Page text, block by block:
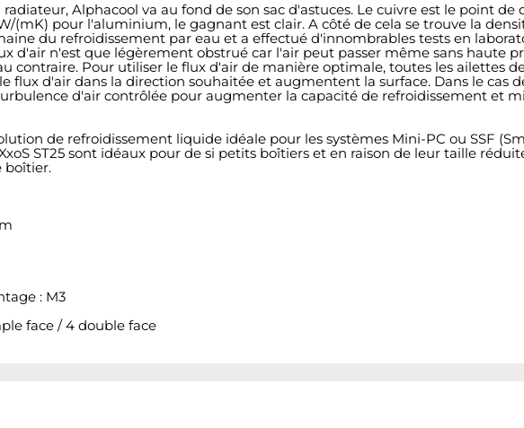
Alphacool va au fond de son sac d'astuces. Le cuivre est le point
(mK) pour l'aluminium, le gagnant est clair. A côté de cela se trouve la
du refroidissement par eau et a effectué d'innombrables tests en
d'air n'est que légèrement obstrué car l'air peut passer même sans haute
contraire. Pour utiliser le flux d'air de manière optimale, toutes les ailettes
flux d'air dans la direction souhaitée et augmentent la surface. Dans le cas
d'air contrôlée pour augmenter la capacité de refroidissement et
de refroidissement liquide idéale pour les systèmes Mini-PC ou SSF
ST25 sont idéaux pour de si petits boîtiers et en raison de leur taille
boîtier.
: M3
face / 4 double face